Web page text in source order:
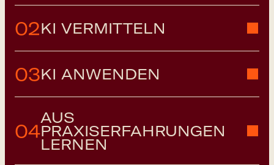
02KI VERMITTELN
15.04.2026
15:30-18:30 (3 h)
Online-Veranstaltung
In diesem Modul vertiefen wir unser
Verständnis von KI-Kompetenzen, indem wir
03KI ANWENDEN
29.04.2026
15:30-18:30 (3 h)
04
AUS
PRAXISERFAHRUNGEN
LERNEN